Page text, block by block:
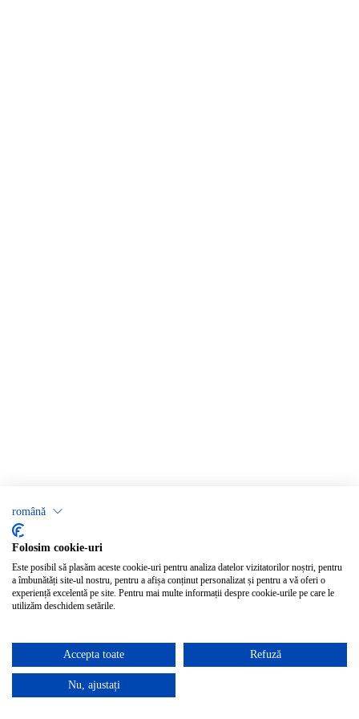
română
Folosim cookie-uri
Este posibil să plasăm aceste cookie-uri pentru analiza datelor vizitatorilor noștri, pentru
a îmbunătăți site-ul nostru, pentru a afișa conținut personalizat și pentru a vă oferi o
experiență excelentă pe site. Pentru mai multe informații despre cookie-urile pe care le
utilizăm deschidem setările.
Accepta toate Refuză
Nu, ajustați